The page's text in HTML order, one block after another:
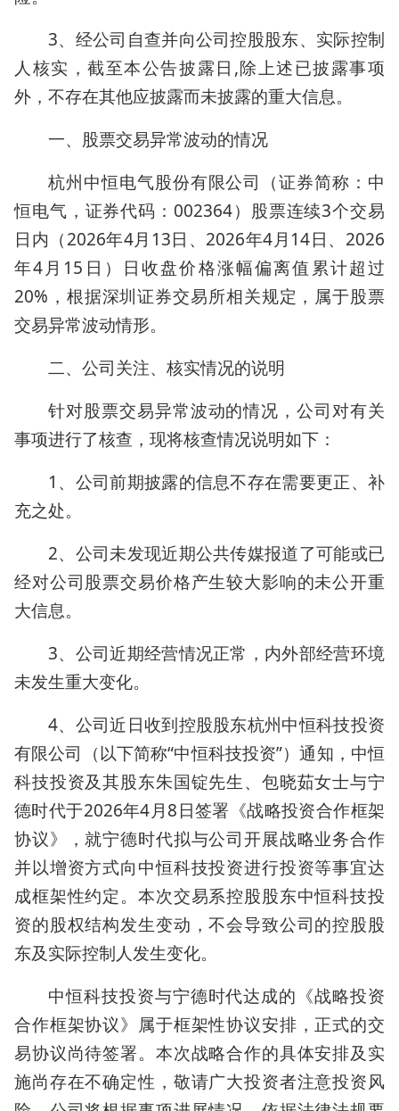
3、经公司自查并向公司控股股东、实际控制
人核实，截至本公告披露日,除上述已披露事项
外，不存在其他应披露而未披露的重大信息。
一、股票交易异常波动的情况
杭州中恒电气股份有限公司（证券简称：中
恒电气，证券代码：002364）股票连续3个交易
日内（2026年4月13日、2026年4月14日、2026
年4月15日）日收盘价格涨幅偏离值累计超过
20%，根据深圳证券交易所相关规定，属于股票
交易异常波动情形。
二、公司关注、核实情况的说明
针对股票交易异常波动的情况，公司对有关
事项进行了核查，现将核查情况说明如下：
1、公司前期披露的信息不存在需要更正、补
充之处。
2、公司未发现近期公共传媒报道了可能或已
经对公司股票交易价格产生较大影响的未公开重
大信息。
3、公司近期经营情况正常，内外部经营环境
未发生重大变化。
4、公司近日收到控股股东杭州中恒科技投资
有限公司（以下简称“中恒科技投资”）通知，中恒
科技投资及其股东朱国锭先生、包晓茹女士与宁
德时代于2026年4月8日签署《战略投资合作框架
协议》，就宁德时代拟与公司开展战略业务合作
并以增资方式向中恒科技投资进行投资等事宜达
成框架性约定。本次交易系控股股东中恒科技投
资的股权结构发生变动，不会导致公司的控股股
东及实际控制人发生变化。
中恒科技投资与宁德时代达成的《战略投资
合作框架协议》属于框架性协议安排，正式的交
易协议尚待签署。本次战略合作的具体安排及实
施尚存在不确定性，敬请广大投资者注意投资风